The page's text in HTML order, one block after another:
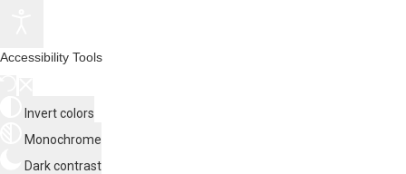
Accessibility Tools
Invert colors
Monochrome
Dark contrast